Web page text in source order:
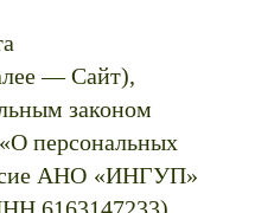
— Сайт),
законом
персональных
АНО «ИНГУП»